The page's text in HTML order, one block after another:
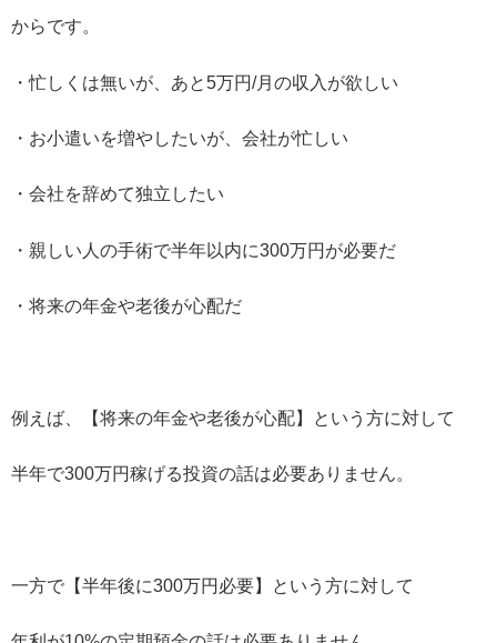
からです。
・忙しくは無いが、あと5万円/月の収入が欲しい
・お小遣いを増やしたいが、会社が忙しい
・会社を辞めて独立したい
・親しい人の手術で半年以内に300万円が必要だ
・将来の年金や老後が心配だ
例えば、【将来の年金や老後が心配】という方に対して
半年で300万円稼げる投資の話は必要ありません。
一方で【半年後に300万円必要】という方に対して